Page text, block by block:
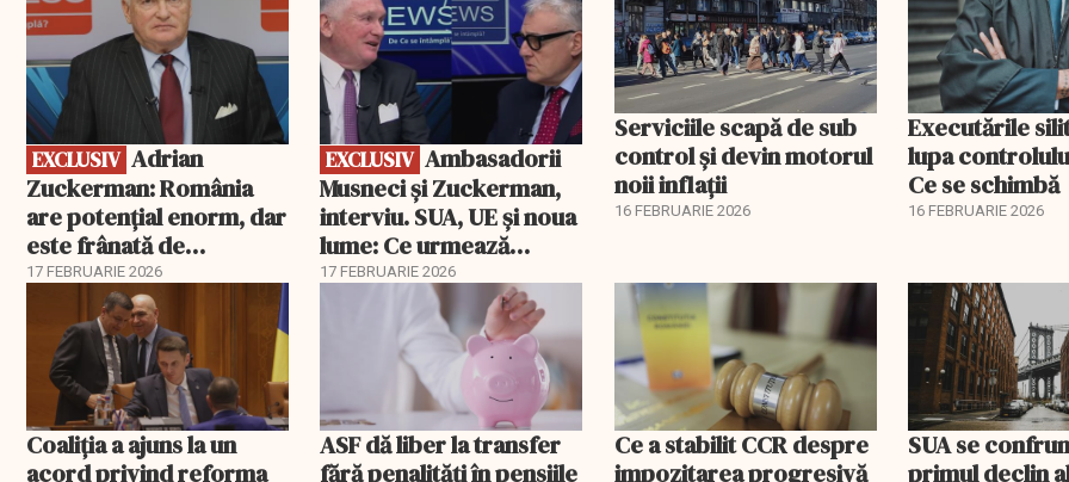
EXCLUSIV
Zuckerman: România
are potențial enorm, dar
este frânată de
corupție, companii de
stat și influența
propagandei ruse
17 FEBRUARIE 2026
EXCLUSIV Ambasadorii
Musneci și Zuckerman,
interviu. SUA, UE și noua
lume: Ce urmează
pentru România
17 FEBRUARIE 2026
Serviciile scapă de sub
control și devin motorul
noii inflații
16 FEBRUARIE 2026
Executările
lupa
Ce se schimbă
16 FEBRUARIE 2026
Coaliția a ajuns la un
acord privind reforma
ASF dă liber la transfer
fără penalități în pensiile
Ce a stabilit CCR despre
impozitarea progresivă
SUA se
primul declin